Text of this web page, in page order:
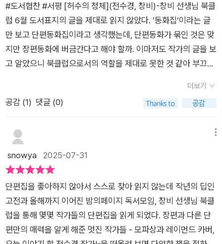
두 친구의 모습이 무심한 듯 펼쳐지는 이야기.두 번째 이야기 「허
수의 정체」가 표제작이다. 허수가 뭐지? 수학 용어인가? 했는데
사람 이름이었다. 전학생. 여긴 세 개 회사의 공장이 모인 신도시
여서 아이들의 출신이 뻔했기에 어느 아파트 사냐? 부모님 어느
회사 다니냐?가 당연한 질문처럼 되어버렸는데 허수는 그것을
몹시 불편해 했다. ‘허수의 정체’를 궁금해하는 아이들에게 말로
한 방 먹인 허수는 자신의 ‘정체’를 알려주는 듯하더니 돌연 다시
지만 총명하게도 자신들의 문제가 뭐였는지 깨달은 것 같다. 다른
전학생이 왔을 때 다른 질문을 한 것을 보면 말이다. 솔직히 처음
의 질문도 아이들의 문제라곤 볼 수 없다. 그럼에도 불구하고 아
이들이 변한 것은 참 아름다운 일이다. 이 책의 아이들, 참 착하다
니까.「하나, 둘, 셋」에는 드디어 고백과 연애에 대한 이야기가 나
온다. 연애가 시작되기 전, 고백까지의 과정이라고 볼 수 있겠다.
근데 이게 살짝 반전이면서 웃기네. 어릴 때부터 친했던 윤채와
성우가 서로의 연애를 돕기 위해 다리를 놔주는 과정인데, 별 관
#도서협찬 #서평 [허수의 정체](전수경, 창비)-창비 선생님 북클
럽 6월 도서표지의 글을 제대로 읽지 않았다. ‘동화집‘이라는 글
만 보고 단편동화집이라고 생각했는데, 단편동화가 묶인 것은 맞
지만 장편동화에 버금간다고 해야 할까. 이마저도 작가의 글을 보
고 알았으니 북클럽으로서의 역할을 제대로 못한 것 같아 부끄러
있다고 볼 수 있을 것 같다.이 책은 총 8개의 동화가 묶여 있다. 7
개의 동화에는 아이들 한 명 한 명의 이야기가 세세하게 담겨 있
지막 동화를 보면서 ‘어, 앞에 나왔던 아이 이름이 그대로 나오네.
같은 인물인가?‘라고 생각했으니, 얼마나 둔한지.마지막 이야기
의 평화로운 것처럼 보이는(?) 반은 상상하기 힘들었지만, 아이
작가님의 세심함에 감동했다. 그리고 인간관계에서 오는 고민이
잘 드러나 있어서 공감이 많이 되었다.아마 제목이 ‘허수의 정
체‘가 아니었으면 허수는 정말 잠깐 스쳐 지나가는 인물로만 기록
되었을지도 모르겠다. 작가님이 허수에 대해 마음을 쓰셔서 제목
더보기
공감 (1) 댓글 (0)
snowya 2025-07-31
단편집을 좋아하지 않아서 스스로 찾아 읽지 않는데 작년의 딥인
고전과 올해까지 이어진 밤의페이지 독서모임, 창비 선생님 북클
럽을 통해 몇몇 작가들의 단편집을 읽게 되었다. 장편과 다른 단
편만의 매력을 알게 해준 멋진 작가들 - 모파상과 레이먼드 카버,